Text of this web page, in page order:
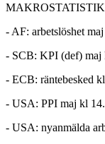
MAKROSTATISTIK
- AF: arbetslöshet
- SCB: KPI (def) maj
- ECB: räntebesked
- USA: PPI maj kl
- USA: nyanmälda